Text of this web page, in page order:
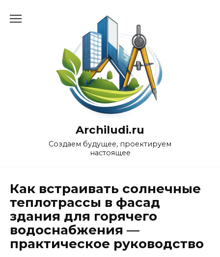
Archiludi.ru
Создаем будущее, проектируем
настоящее
Как встраивать солнечные
теплотрассы в фасад
здания для горячего
водоснабжения —
практическое руководство